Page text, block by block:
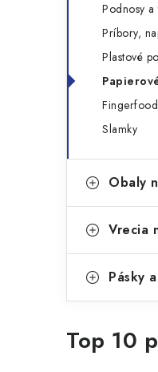
e
Podnosy
Príbory,
Plastové
Slamky
Obaly
Vrecia
Pásky
Top 10